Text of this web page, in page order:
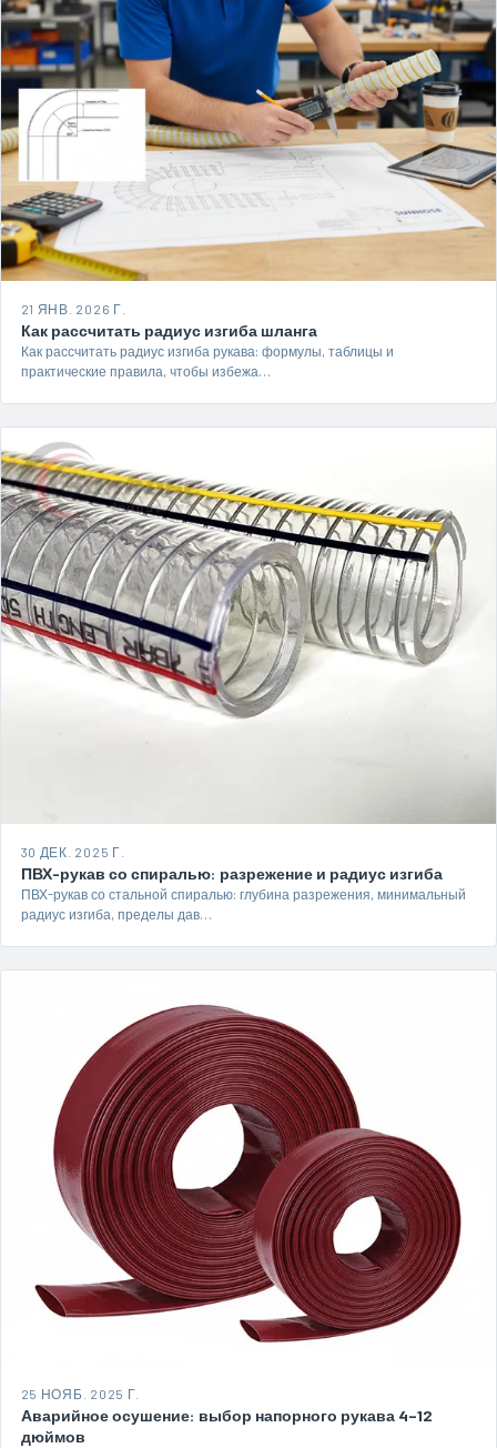
21 ЯНВ. 2026 Г.
Как рассчитать радиус изгиба шланга
Как рассчитать радиус изгиба рукава: формулы, таблицы и
практические правила, чтобы избежа…
30 ДЕК. 2025 Г.
ПВХ-рукав со спиралью: разрежение и радиус изгиба
ПВХ-рукав со стальной спиралью: глубина разрежения, минимальный
радиус изгиба, пределы дав…
25 НОЯБ. 2025 Г.
Аварийное осушение: выбор напорного рукава 4–12
дюймов